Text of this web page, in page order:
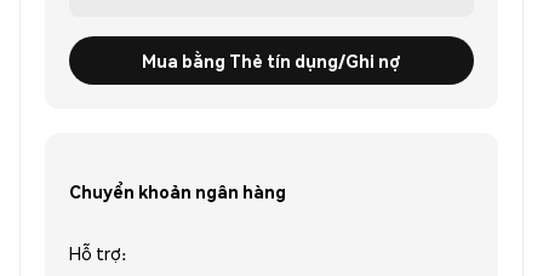
Mua bằng Thẻ tín dụng/Ghi nợ
Chuyển khoản ngân hàng
Hỗ trợ: